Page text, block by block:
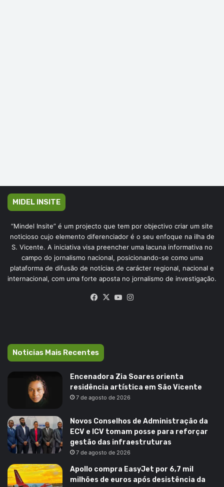
MIDEL INSITE
“Mindel Insite” é um projecto que tem por objectivo criar um site
noticioso cujo elemento diferenciador é o seu enfoque na ilha de
S. Vicente. A iniciativa visa preencher uma lacuna informativa no
campo do jornalismo nacional, posicionando-se como uma
plataforma de difusão de notícias de carácter regional, nacional e
internacional, com uma forte aposta no jornalismo de investigação.
Facebook
X YouTube
Noticias Mais Recentes
Encenadora Zia Soares orienta
residência artística em São Vicente
7 de agosto de 2026
Novos Conselhos de Administração da
ECV e ICV tomam posse para reforçar
gestão das infraestruturas
7 de agosto de 2026
Apollo compra EasyJet por 6,7 mil
milhões de euros após desistência da